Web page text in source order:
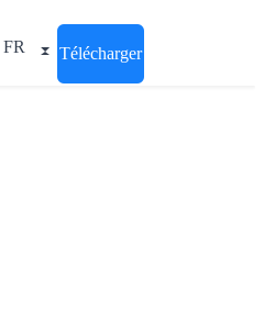
FR Télécharger